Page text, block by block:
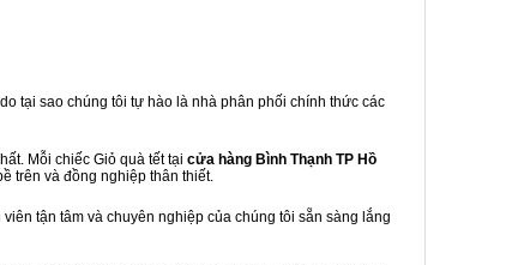
tại sao chúng tôi tự hào là nhà phân phối chính thức các
Mỗi chiếc Giỏ quà tết tại cửa hàng Bình Thạnh TP Hồ
trên và đồng nghiệp thân thiết.
tận tâm và chuyên nghiệp của chúng tôi sẵn sàng lắng